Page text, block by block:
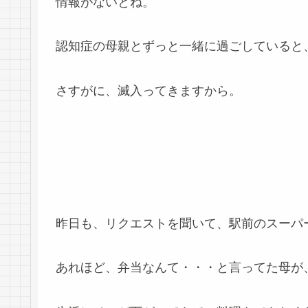
認知症の母親とずっと一緒に過ごしていると、
さすがに、滅入ってきますから。
昨日も、リクエストを聞いて、駅前のスーパ
あれほど、弁当なんて・・・と言ってた母が、